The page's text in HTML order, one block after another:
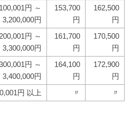
円 ～
3,200,000円
153,700
円
162,500
円
円 ～
3,300,000円
161,700
円
170,500
円
円 ～
3,400,000円
164,100
円
172,900
円
円 以上 〃 〃